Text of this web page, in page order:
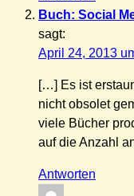
Buch: Social
sagt:
April 24, 2013
[…] Es ist
nicht obsolet
viele Bücher
auf die Anzahl
Antworten